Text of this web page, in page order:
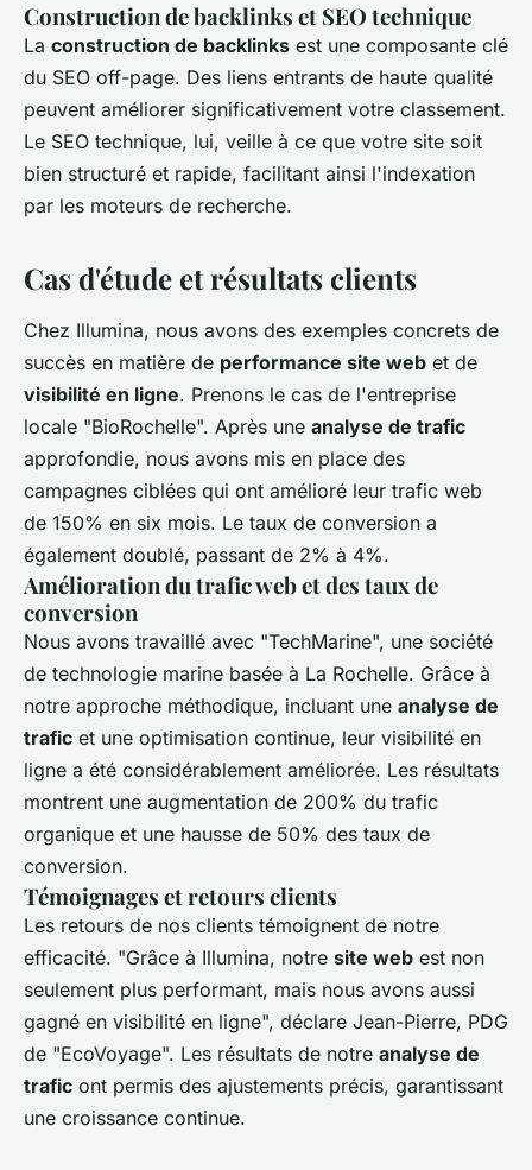
Construction de backlinks et SEO technique
La construction de backlinks est une composante clé
du SEO off-page. Des liens entrants de haute qualité
peuvent améliorer significativement votre classement.
Le SEO technique, lui, veille à ce que votre site soit
bien structuré et rapide, facilitant ainsi l'indexation
par les moteurs de recherche.
Cas d'étude et résultats clients
Chez Illumina, nous avons des exemples concrets de
succès en matière de performance site web et de
visibilité en ligne. Prenons le cas de l'entreprise
locale "BioRochelle". Après une analyse de trafic
approfondie, nous avons mis en place des
campagnes ciblées qui ont amélioré leur trafic web
de 150% en six mois. Le taux de conversion a
également doublé, passant de 2% à 4%.
Amélioration du trafic web et des taux de
conversion
Nous avons travaillé avec "TechMarine", une société
de technologie marine basée à La Rochelle. Grâce à
notre approche méthodique, incluant une analyse de
trafic et une optimisation continue, leur visibilité en
ligne a été considérablement améliorée. Les résultats
montrent une augmentation de 200% du trafic
organique et une hausse de 50% des taux de
conversion.
Témoignages et retours clients
Les retours de nos clients témoignent de notre
efficacité. "Grâce à Illumina, notre site web est non
seulement plus performant, mais nous avons aussi
gagné en visibilité en ligne", déclare Jean-Pierre, PDG
de "EcoVoyage". Les résultats de notre analyse de
trafic ont permis des ajustements précis, garantissant
une croissance continue.